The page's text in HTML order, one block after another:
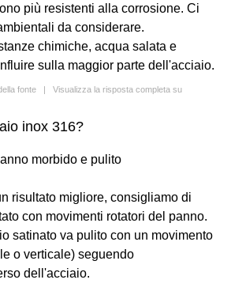
più resistenti alla corrosione. Ci
da considerare.
chimiche, acqua salata e
sulla maggior parte dell'acciaio.
fonte | Visualizza la risposta completa su
inox 316?
morbido e pulito
risultato migliore, consigliamo di
con movimenti rotatori del panno.
satinato va pulito con un movimento
o verticale) seguendo
dell'acciaio.